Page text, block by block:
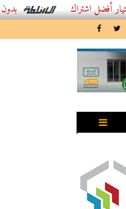
أفضل اشتراك IPTV بدون تقطيع 2026 – دليل المشاهد العصري